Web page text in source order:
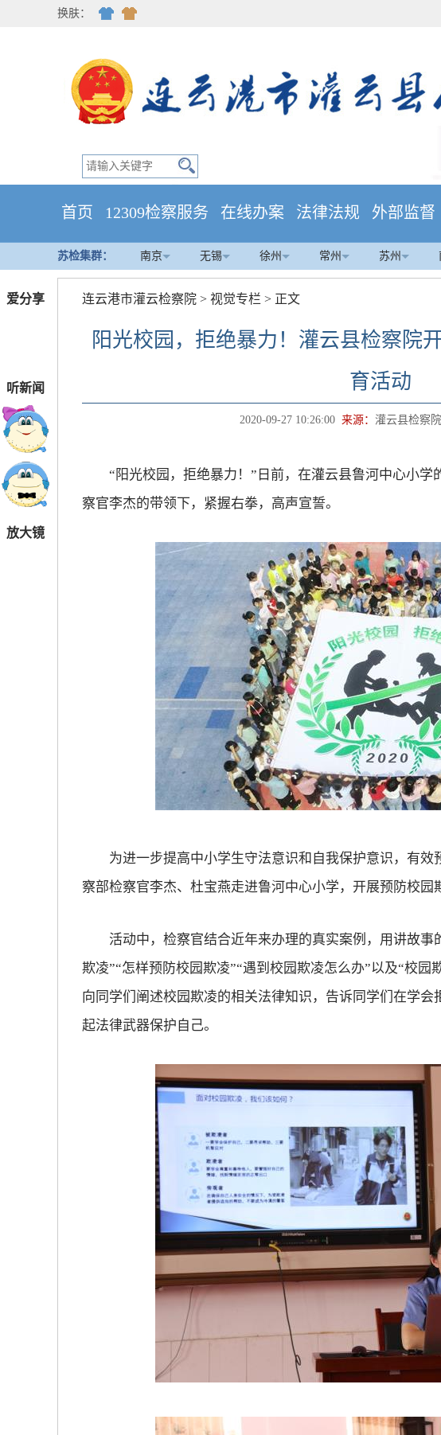
爱分享
听新闻
放大镜
换肤：
首页 12309检察服务 在线办案 法律法规 外部监督
苏检集群： 南京 无锡 徐州 常州 苏州
连云港市灌云检察院 > 视觉专栏 > 正文
阳光校园，拒绝暴力！灌云县检察院
育活动
2020-09-27 10:26:00 来源： 灌云县检察
“阳光校园，拒绝暴力！”日前，在灌云县鲁河中心小学
察官李杰的带领下，紧握右拳，高声宣誓。
为进一步提高中小学生守法意识和自我保护意识，有效
察部检察官李杰、杜宝燕走进鲁河中心小学，开展预防校园
活动中，检察官结合近年来办理的真实案例，用讲故事
欺凌”“怎样预防校园欺凌”“遇到校园欺凌怎么办”以及“校园
向同学们阐述校园欺凌的相关法律知识，告诉同学们在学
起法律武器保护自己。